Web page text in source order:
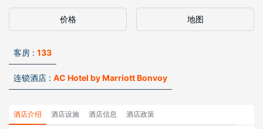
价格 地图
客房 : 133
连锁酒店 : AC Hotel by Marriott Bonvoy
酒店介绍 酒店设施 酒店信息 酒店政策